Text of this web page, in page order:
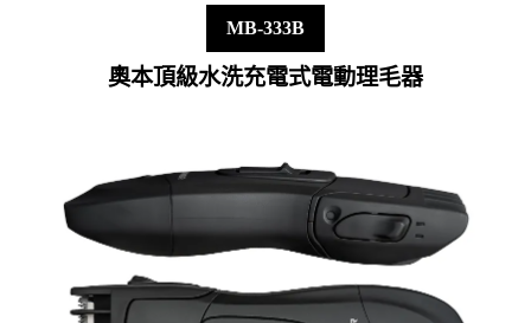
MB-333B
奧本頂級水洗充電式電動理毛器